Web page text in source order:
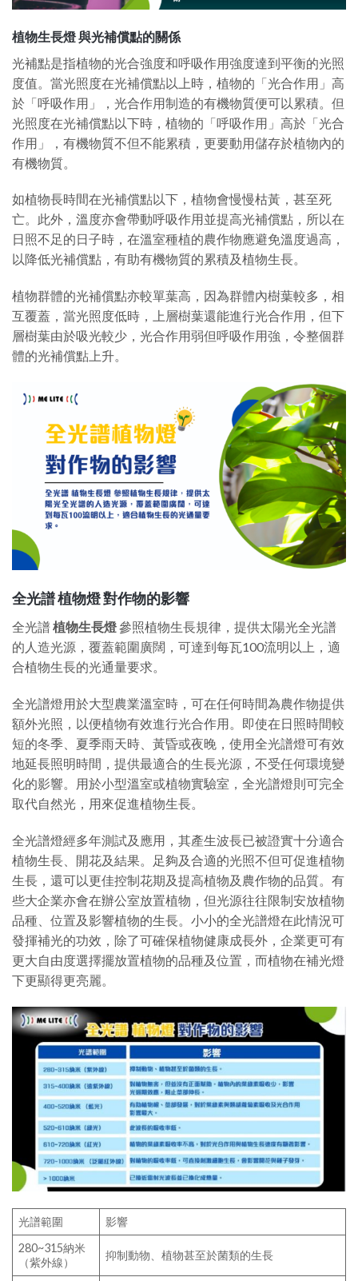
植物生長燈 與光補償點的關係
光補點是指植物的光合強度和呼吸作用強度達到平衡的光照
度值。當光照度在光補償點以上時，植物的「光合作用」高
於「呼吸作用」，光合作用制造的有機物質便可以累積。但
光照度在光補償點以下時，植物的「呼吸作用」高於「光合
作用」，有機物質不但不能累積，更要動用儲存於植物內的
有機物質。
如植物長時間在光補償點以下，植物會慢慢枯黃，甚至死
亡。此外，溫度亦會帶動呼吸作用並提高光補償點，所以在
日照不足的日子時，在溫室種植的農作物應避免溫度過高，
以降低光補償點，有助有機物質的累積及植物生長。
植物群體的光補償點亦較單葉高，因為群體內樹葉較多，相
互覆蓋，當光照度低時，上層樹葉還能進行光合作用，但下
層樹葉由於吸光較少，光合作用弱但呼吸作用強，令整個群
體的光補償點上升。
全光譜 植物燈 對作物的影響
全光譜植物生長燈參照植物生長規律，提供太陽光全光譜
的人造光源，覆蓋範圍廣闊，可達到每瓦100流明以上，適
合植物生長的光通量要求。
全光譜燈用於大型農業溫室時，可在任何時間為農作物提供
額外光照，以便植物有效進行光合作用。即使在日照時間較
短的冬季、夏季雨天時、黃昏或夜晚，使用全光譜燈可有效
地延長照明時間，提供最適合的生長光源，不受任何環境變
化的影響。用於小型溫室或植物實驗室，全光譜燈則可完全
取代自然光，用來促進植物生長。
全光譜燈經多年測試及應用，其產生波長已被證實十分適合
植物生長、開花及結果。足夠及合適的光照不但可促進植物
生長，還可以更佳控制花期及提高植物及農作物的品質。有
些大企業亦會在辦公室放置植物，但光源往往限制安放植物
品種、位置及影響植物的生長。小小的全光譜燈在此情況可
發揮補光的功效，除了可確保植物健康成長外，企業更可有
更大自由度選擇擺放置植物的品種及位置，而植物在補光燈
下更顯得更亮麗。
光譜範圍
影響
280~315納米
（紫外線）
抑制動物、植物甚至於菌類的生長